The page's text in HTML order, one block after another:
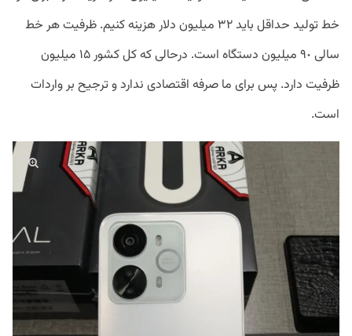
خط تولید حداقل باید ٣٢ میلیون دلار هزینه کنیم. ظرفیت هر خط
سالی ٩٠ میلیون دستگاه است. درحالی که کل کشور ١۵ میلیون
ظرفیت دارد. پس برای ما صرفه اقتصادی ندارد و ترجیح بر واردات
است.